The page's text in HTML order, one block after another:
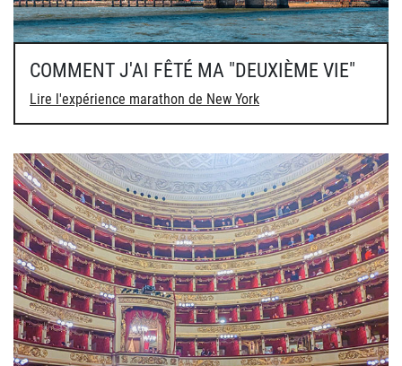
COMMENT J'AI FÊTÉ MA "DEUXIÈME VIE"
Lire l'expérience marathon de New York